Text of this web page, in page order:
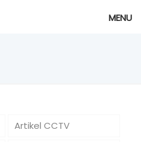
MENU
Artikel CCTV